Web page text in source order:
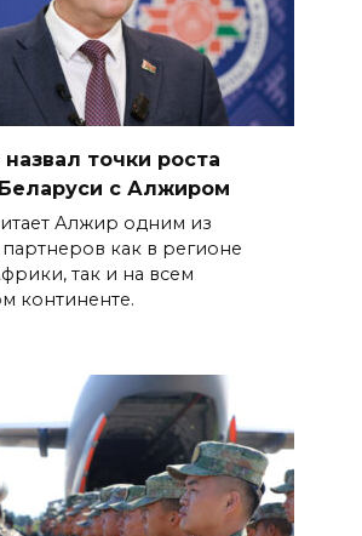
точки роста
с Алжиром
Алжир одним из
как в регионе
так и на всем
континенте.